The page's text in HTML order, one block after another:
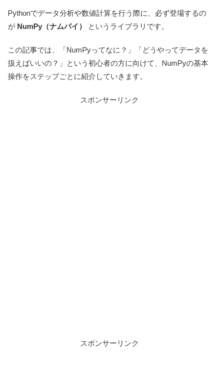
Pythonでデータ分析や数値計算を行う際に、必ず登場するの
が NumPy（ナムパイ） というライブラリです。
この記事では、「NumPyってなに？」「どうやってデータを
扱えばいいの？」という初心者の方に向けて、NumPyの基本
操作をステップごとに紹介していきます。
スポンサーリンク
スポンサーリンク